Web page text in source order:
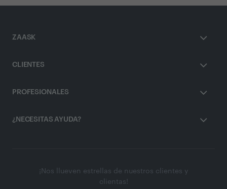
ZAASK
CLIENTES
PROFESIONALES
¿NECESITAS AYUDA?
¡Nos llueven estrellas de nuestros clientes y
clientas!